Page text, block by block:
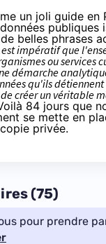
un joli guide en
publiques
belles phrases
impératif que
ou services
démarche
qu'ils
créer un véritable
84 jours que
se mette en
privée.
(75)
pour prendre